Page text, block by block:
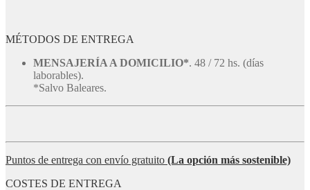
MÉTODOS DE ENTREGA
MENSAJERÍA A DOMICILIO*. 48 / 72 hs. (días
laborables).
*Salvo Baleares.
Puntos de entrega con envío gratuito (La opción más sostenible)
COSTES DE ENTREGA